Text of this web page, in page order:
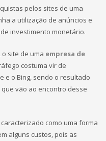
pelos sites de uma
a utilização de anúncios e
investimento monetário.
site de uma empresa de
costuma vir de
e o Bing, sendo o resultado
vão ao encontro desse
como uma forma
alguns custos, pois as